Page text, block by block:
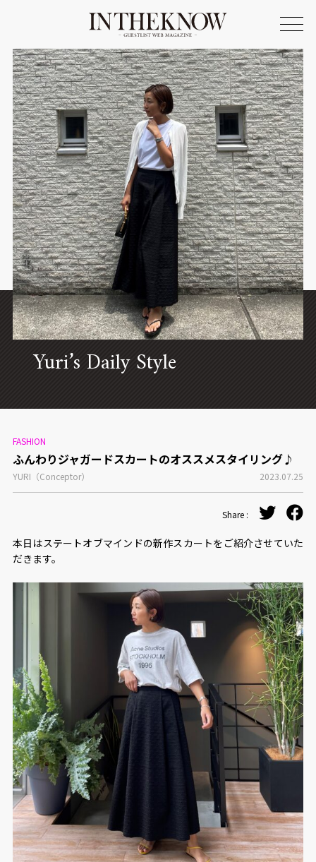
ONLINE SHOP
FASHION
SPOTLIGHT
BEAUTY
LIFE STYLE
FOOD
WRITER
CONCEPT
Yuri’s Daily Style
FASHION
ふんわりジャガードスカートのオススメスタイリング♪
YURI（Conceptor） 2023.07.25
Share :
本日はステートオブマインドの新作スカートをご紹介させていた
だきます。